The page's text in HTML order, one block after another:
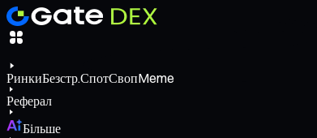
РинкиБезстр.СпотСвопMeme
Реферал
Більше